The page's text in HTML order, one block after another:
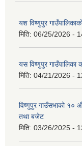
यश विष्णुपुर
मिति: 06/25/2026 -
यस विष्णुपुर
मिति: 04/21/2026 -
विष्णुपुर गाउँसभाको १०
तथा बजेट
मिति: 03/26/2025 -